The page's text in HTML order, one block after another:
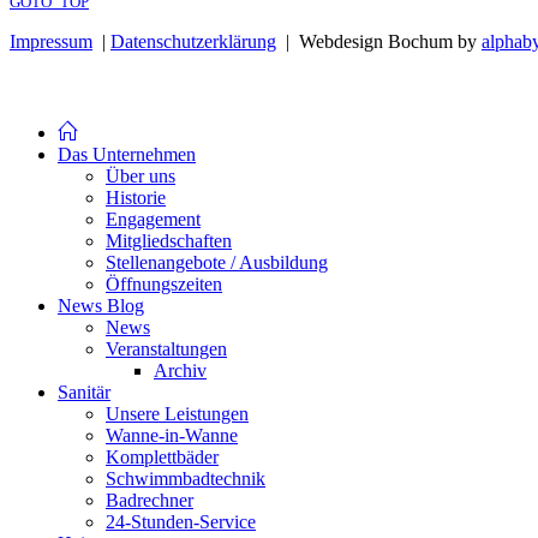
Impressum | Datenschutzerklärung | Webdesign Bochum by
Das Unternehmen
Über uns
Historie
Engagement
Mitgliedschaften
Stellenangebote / Ausbildung
Öffnungszeiten
News Blog
News
Veranstaltungen
Archiv
Sanitär
Unsere Leistungen
Wanne-in-Wanne
Komplettbäder
Schwimmbadtechnik
Badrechner
24-Stunden-Service